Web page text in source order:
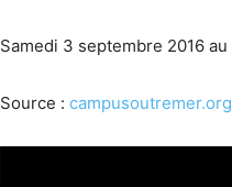
Samedi 3 septembre 2016 au
Source : campusoutremer.org